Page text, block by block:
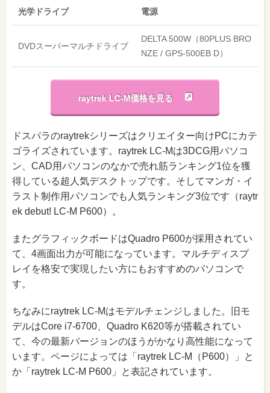
光学ドライブ 電源
DVDスーパーマルチドライブ
DELTA 500W（80PLUS BRO
NZE / GPS-500EB D）
raytrek LC-M価格を見る
ドスパラのraytrekシリーズはクリエイター向けPCにカテ
ゴライズされています。raytrek LC-Mは3DCG用パソコ
ン、CAD用パソコンのなかで売れ筋ランキング1位を獲
得している超人気デスクトップです。そしてマンガ・イ
ラスト制作用パソコンでも人気ランキング3位です（raytr
ek debut! LC-M P600）。
またグラフィックボードはQuadro P600が採用されてい
て、4画面出力が可能になっています。マルチディスプ
レイを格安で実現したい方にもおすすめのパソコンで
す。
ちなみにraytrek LC-Mはモデルチェンジしました。旧モ
デルはCore i7-6700、Quadro K620等が搭載されてい
て、今の最新バージョンのほうがかなり高性能になって
います。ページによっては「raytrek LC-M（P600）」と
か「raytrek LC-M P600」と表記されています。